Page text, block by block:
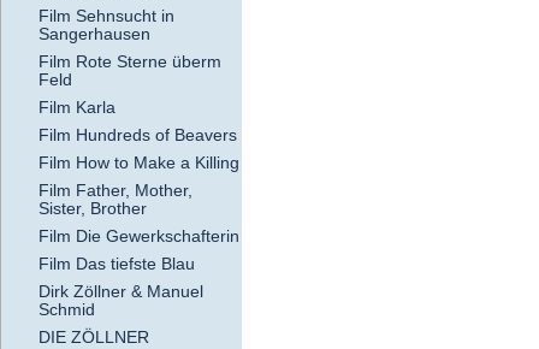
Film Sehnsucht in
Sangerhausen
Film Rote Sterne überm
Feld
Film Karla
Film Hundreds of Beavers
Film How to Make a Killing
Film Father, Mother,
Sister, Brother
Film Die Gewerkschafterin
Film Das tiefste Blau
Dirk Zöllner & Manuel
Schmid
DIE ZÖLLNER